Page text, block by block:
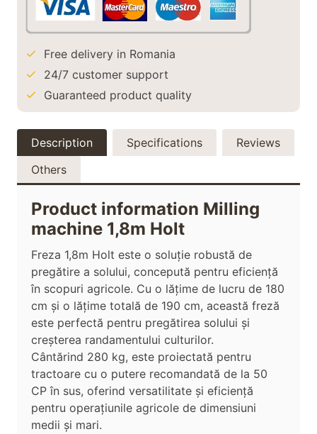
Free delivery in Romania
24/7 customer support
Guaranteed product quality
Description Specifications
Reviews
Others
Product information Milling
machine 1,8m Holt
Freza 1,8m Holt este o soluție robustă de
pregătire a solului, concepută pentru eficiență
în scopuri agricole. Cu o lățime de lucru de 180
cm și o lățime totală de 190 cm, această freză
este perfectă pentru pregătirea solului și
creșterea randamentului culturilor.
Cântărind 280 kg, este proiectată pentru
tractoare cu o putere recomandată de la 50
CP în sus, oferind versatilitate și eficiență
pentru operațiunile agricole de dimensiuni
medii și mari.